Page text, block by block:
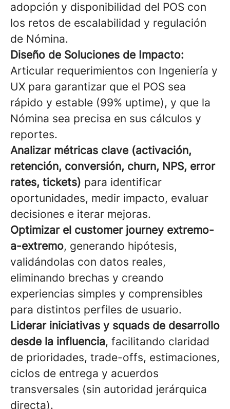
adopción y disponibilidad del POS con
los retos de escalabilidad y regulación
de Nómina.
Diseño de Soluciones de Impacto:
Articular requerimientos con Ingeniería y
UX para garantizar que el POS sea
rápido y estable (99% uptime), y que la
Nómina sea precisa en sus cálculos y
reportes.
Analizar métricas clave (activación,
retención, conversión, churn, NPS, error
rates, tickets) para identificar
oportunidades, medir impacto, evaluar
decisiones e iterar mejoras.
Optimizar el customer journey extremo-
a-extremo, generando hipótesis,
validándolas con datos reales,
eliminando brechas y creando
experiencias simples y comprensibles
para distintos perfiles de usuario.
Liderar iniciativas y squads de desarrollo
desde la influencia, facilitando claridad
de prioridades, trade-offs, estimaciones,
ciclos de entrega y acuerdos
transversales (sin autoridad jerárquica
directa).